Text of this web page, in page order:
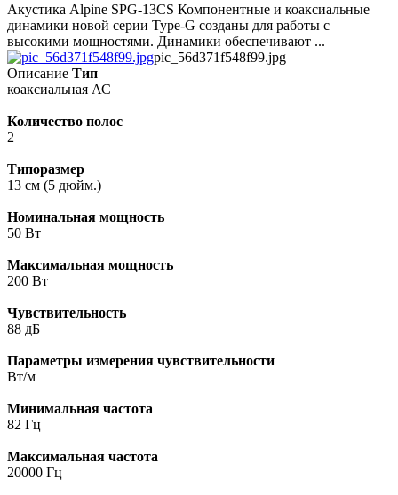
Акустика Alpine SPG-13CS Компонентные и коаксиальные
динамики новой серии Type-G созданы для работы с
высокими мощностями. Динамики обеспечивают ...
pic_56d371f548f99.jpg
Описание Тип
коаксиальная АС
Количество полос
2
Типоразмер
13 см (5 дюйм.)
Номинальная мощность
50 Вт
Максимальная мощность
200 Вт
Чувствительность
88 дБ
Параметры измерения чувствительности
Вт/м
Минимальная частота
82 Гц
Максимальная частота
20000 Гц